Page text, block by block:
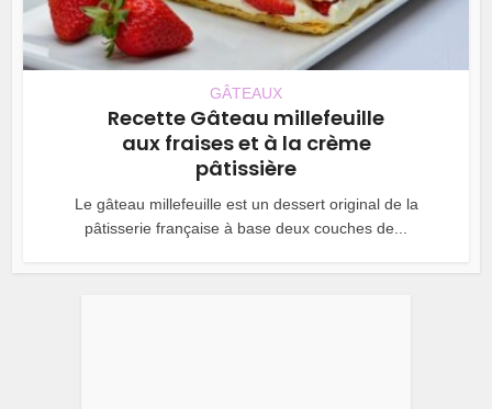
GÂTEAUX
Recette Gâteau millefeuille
aux fraises et à la crème
pâtissière
Le gâteau millefeuille est un dessert original de la
pâtisserie française à base deux couches de...